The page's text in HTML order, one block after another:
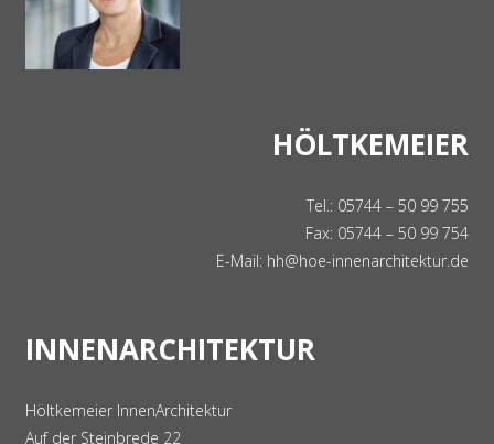
HÖLTKEMEIER
Tel.: 05744 – 50 99 755
Fax: 05744 – 50 99 754
E-Mail: hh@hoe-innenarchitektur.de
INNENARCHITEKTUR
Höltkemeier InnenArchitektur
Auf der Steinbrede 22